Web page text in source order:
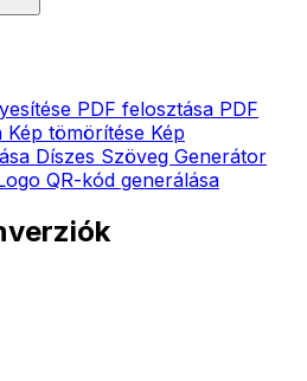
PDF felosztása PDF
Kép tömörítése Kép
Díszes Szöveg Generátor
QR-kód generálása